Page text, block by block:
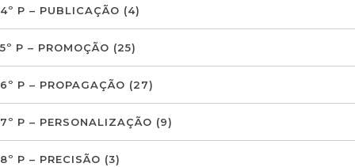
4º P – PUBLICAÇÃO (4)
5º P – PROMOÇÃO (25)
6º P – PROPAGAÇÃO (27)
7º P – PERSONALIZAÇÃO (9)
8º P – PRECISÃO (3)